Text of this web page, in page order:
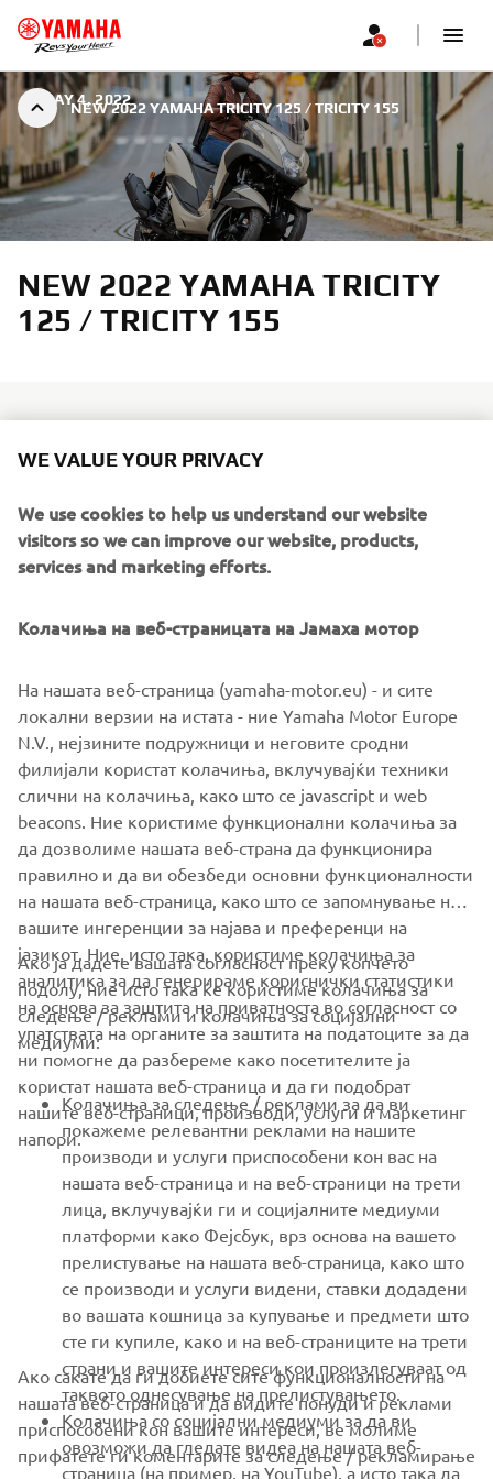
NEW 2022 YAMAHA TRICITY 125 / TRICITY 155
MAY 4, 2022
NEW 2022 YAMAHA TRICITY
125 / TRICITY 155
engine and compact 3-wheel chassis, the stylish Tricity 125
scooter is one of the smartest and most efficient ways to
move around the city! Fully automatic transmission makes
it so easy to ride in traffic, and the twin front wheels give
smartphone and social media notifications – and being
accessible with a B-license, the Tricity 125 and the more
powerful Tricity 155 are ready to transform the way you
move!
LOVE THE WAY I MOVE
CORPORATE
FOR BUSINESS
MORE YAMAHA
SUPPORT
NEWSLETTER
Be the first one to learn about latest deals, special events, new
releases and much more
SUBSCRIBE
WE VALUE YOUR PRIVACY
We use cookies to help us understand our website
visitors so we can improve our website, products,
services and marketing efforts.
Колачиња на веб-страницата на Јамаха мотор
На нашата веб-страница (yamaha-motor.eu) - и сите
локални верзии на истата - ние Yamaha Motor Europe
N.V., нејзините подружници и неговите сродни
филијали користат колачиња, вклучувајќи техники
слични на колачиња, како што се javascript и web
beacons. Ние користиме функционални колачиња за
да дозволиме нашата веб-страна да функционира
правилно и да ви обезбеди основни функционалности
на нашата веб-страница, како што се запомнување на
вашите ингеренции за најава и преференци на
јазикот. Ние, исто така, користиме колачиња за
аналитика за да генерираме кориснички статистики
на основа за заштита на приватноста во согласност со
упатствата на органите за заштита на податоците за да
ни помогне да разбереме како посетителите ја
користат нашата веб-страница и да ги подобрат
нашите веб-страници, производи, услуги и маркетинг
напори.
Ако ја дадете вашата согласност преку копчето
подолу, ние исто така ќе користиме колачиња за
следење / реклами и колачиња за социјални
медиуми:
Колачиња за следење / реклами за да ви
покажеме релевантни реклами на нашите
производи и услуги приспособени кон вас на
нашата веб-страница и на веб-страници на трети
лица, вклучувајќи ги и социјалните медиуми
платформи како Фејсбук, врз основа на вашето
прелистување на нашата веб-страница, како што
се производи и услуги видени, ставки додадени
во вашата кошница за купување и предмети што
сте ги купиле, како и на веб-страниците на трети
страни и вашите интереси кои произлегуваат од
таквото однесување на прелистувањето.
Колачиња со социјални медиуми за да ви
овозможи да гледате видеа на нашата веб-
страница (на пример, на YouTube), а исто така да
Ако сакате да ги добиете сите функционалности на
нашата веб-страница и да видите понуди и реклами
приспособени кон вашите интереси, ве молиме
прифатете ги коментарите за следење / рекламирање